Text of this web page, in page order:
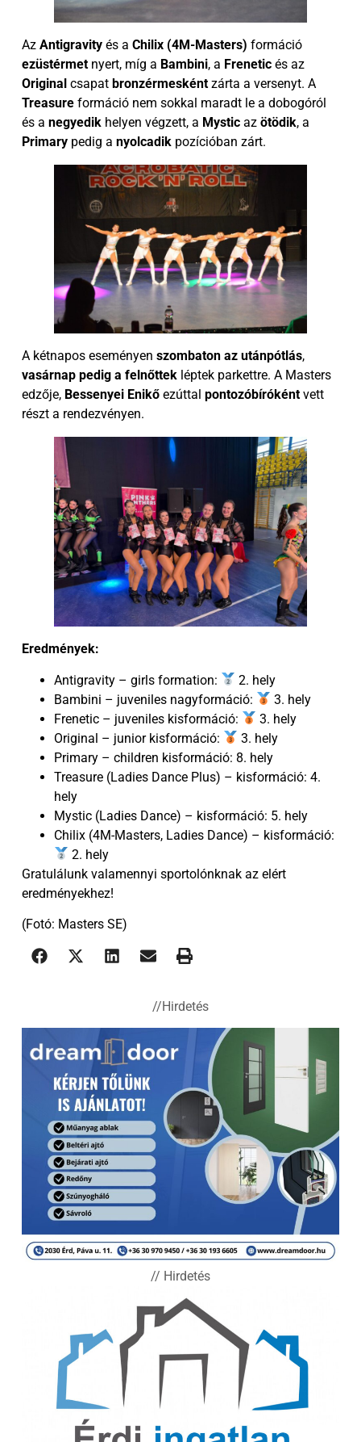
Az Antigravityés a Chilix (4M-Masters) formáció
ezüstérmetnyert, míg a Bambini, a Freneticés az
Originalcsapat bronzérmeskéntzárta a versenyt. A
Treasureformáció nem sokkal maradt le a dobogóról
és a negyedikhelyen végzett, a Mysticaz ötödik, a
Primarypedig a nyolcadikpozícióban zárt.
A kétnapos eseményen szombaton az utánpótlás,
vasárnap pedig a felnőttekléptek parkettre. A Masters
edzője, Bessenyei Enikőezúttal pontozóbírókéntvett
részt a rendezvényen.
Eredmények:
Antigravity – girls formation:
2. hely
Bambini – juveniles nagyformáció:
3. hely
Frenetic – juveniles kisformáció:
3. hely
Original – junior kisformáció:
3. hely
Primary – children kisformáció: 8. hely
Treasure (Ladies Dance Plus) – kisformáció: 4.
hely
Mystic (Ladies Dance) – kisformáció: 5. hely
Chilix (4M-Masters, Ladies Dance) – kisformáció:
2. hely
Gratulálunk valamennyi sportolónknak az elért
eredményekhez!
(Fotó: Masters SE)
//Hirdetés
// Hirdetés